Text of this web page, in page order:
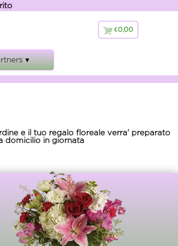
€0,00
€0,00
▾
e il tuo regalo floreale verra' preparato
domicilio in giornata